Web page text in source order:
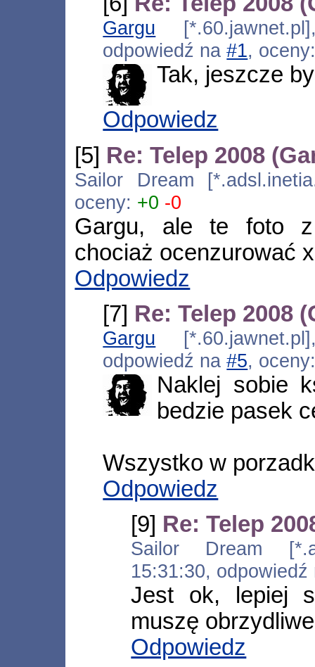
Gargu
odpowiedź na#1,
Tak, jeszcze
Odpowiedz
[5] Re: Telep 2008
Sailor Dream
oceny: +0 -0
Gargu, ale te foto z
chociaż ocenzurować
Odpowiedz
[7] Re: Telep 2008
Gargu
odpowiedź na#5,
Naklej sobie
bedzie pasek
Wszystko w
Odpowiedz
[9] Re: Telep
Sailor Dream
15:31:30,
Jest ok, lepiej
muszę
Odpowiedz